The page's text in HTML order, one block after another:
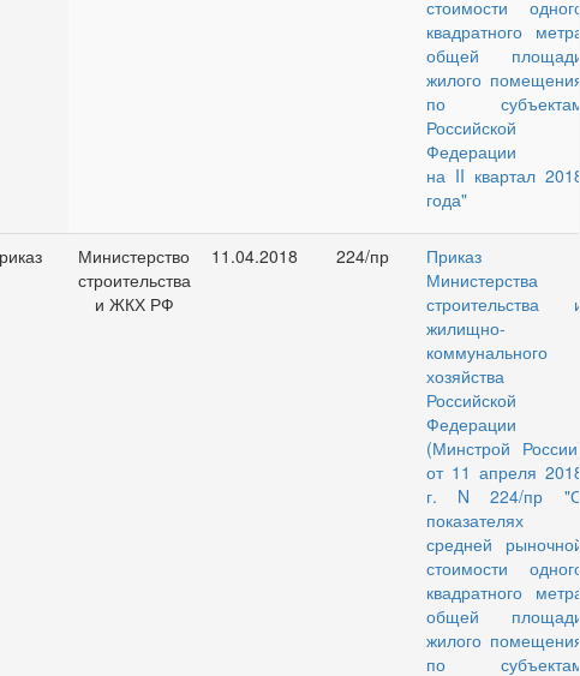
стоимости одного
квадратного метра
общей площади
жилого помещения
по субъектам
Российской
Федерации
на II квартал 2018
года"
Министерство
строительства
и ЖКХ РФ
11.04.2018 224/пр
Приказ
Министерства
строительства и
жилищно-
коммунального
хозяйства
Российской
Федерации
(Минстрой России)
от 11 апреля 2018
г. N 224/пр "О
показателях
средней рыночной
стоимости одного
квадратного метра
общей площади
жилого помещения
по субъектам